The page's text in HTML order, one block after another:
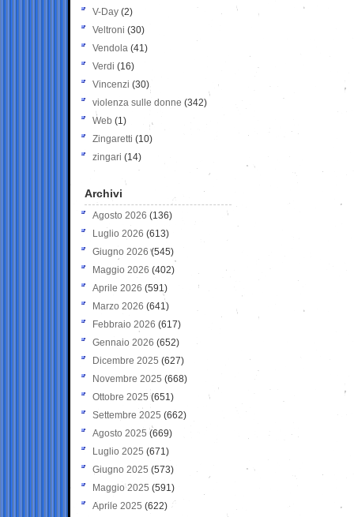
V-Day (2)
Veltroni (30)
Vendola (41)
Verdi (16)
Vincenzi (30)
violenza sulle donne (342)
Web (1)
Zingaretti (10)
zingari (14)
Archivi
Agosto 2026 (136)
Luglio 2026 (613)
Giugno 2026 (545)
Maggio 2026 (402)
Aprile 2026 (591)
Marzo 2026 (641)
Febbraio 2026 (617)
Gennaio 2026 (652)
Dicembre 2025 (627)
Novembre 2025 (668)
Ottobre 2025 (651)
Settembre 2025 (662)
Agosto 2025 (669)
Luglio 2025 (671)
Giugno 2025 (573)
Maggio 2025 (591)
Aprile 2025 (622)